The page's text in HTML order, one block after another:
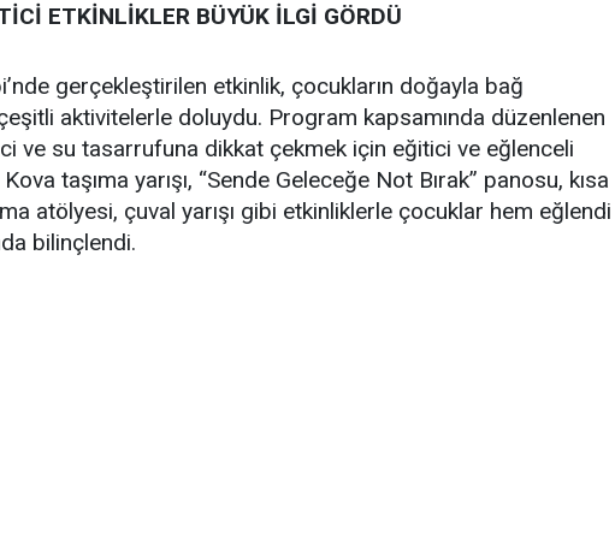
ETKİNLİKLER BÜYÜK İLGİ GÖRDÜ
gerçekleştirilen etkinlik, çocukların doğayla bağ
aktivitelerle doluydu. Program kapsamında düzenlenen
ve su tasarrufuna dikkat çekmek için eğitici ve eğlenceli
taşıma yarışı, “Sende Geleceğe Not Bırak” panosu, kısa
atölyesi, çuval yarışı gibi etkinliklerle çocuklar hem eğlendi
bilinçlendi.